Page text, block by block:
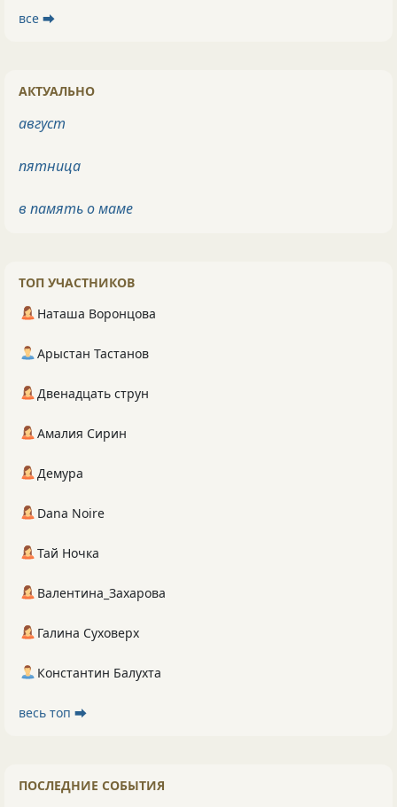
все ⮕
АКТУАЛЬНО
август
пятница
в память о маме
ТОП УЧАСТНИКОВ
Наташа Воронцова
Арыстан Тастанов
Двенадцать струн
Амалия Сирин
Демура
Dana Noire
Тай Ночка
Валентина_Захарова
Галина Суховерх
Константин Балухта
весь топ ⮕
ПОСЛЕДНИЕ СОБЫТИЯ